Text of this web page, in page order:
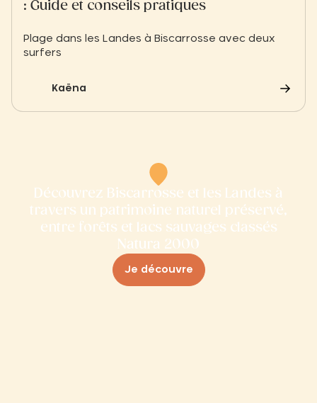
: Guide et conseils pratiques
Plage dans les Landes à Biscarrosse avec deux
surfers
Kaëna
Découvrez Biscarrosse et les Landes à
travers un patrimoine naturel préservé,
entre forêts et lacs sauvages classés
Natura 2000
Je découvre